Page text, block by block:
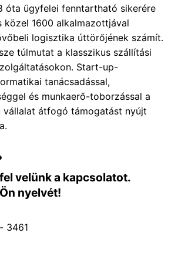
óta ügyfelei fenntartható sikerére
közel 1600 alkalmazottjával
logisztika úttörőjének számít.
túlmutat a klasszikus szállítási
Start-up-
tanácsadással,
és munkaerő-toborzással a
vállalat átfogó támogatást nyújt
velünk a kapcsolatot.
nyelvét!
3461